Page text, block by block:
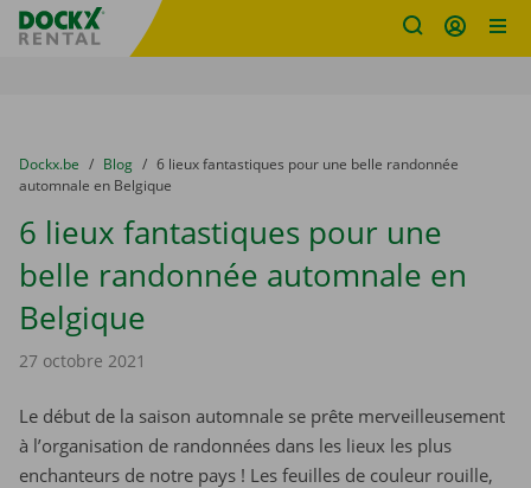
sitename
You are here:
du
Dockx.be to
Blog to
6 lieux fantastiques pour une belle randonnée
automnale en Belgique
6 lieux fantastiques pour une
belle randonnée automnale en
Belgique
27 octobre 2021
Le début de la saison automnale se prête merveilleusement
à l’organisation de randonnées dans les lieux les plus
enchanteurs de notre pays ! Les feuilles de couleur rouille,